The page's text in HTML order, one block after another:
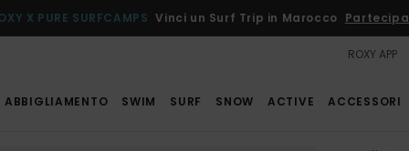
X PURE SURFCAMPS Vinci un Surf Trip in Marocco
ROXY APP
ABBIGLIAMENTO SWIM SURF SNOW ACTIVE ACCESSORI